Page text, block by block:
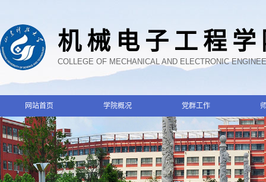
机械电子工程
COLLEGE OF MECHANICAL AND ELECTRONIC
网站首页 学院概况 党群工作